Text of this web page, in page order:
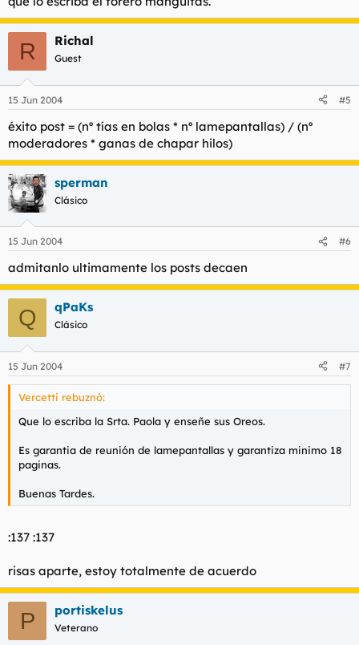
R Richal
Guest
15 Jun 2004 #5
éxito post = (nº tías en bolas * nº lamepantallas) / (nº
moderadores * ganas de chapar hilos)
sperman
Clásico
15 Jun 2004 #6
admitanlo ultimamente los posts decaen
Q qPaKs
Clásico
15 Jun 2004 #7
Vercetti rebuznó:
Que lo escriba la Srta. Paola y enseñe sus Oreos.
Es garantia de reunión de lamepantallas y garantiza minimo 18
paginas.
Buenas Tardes.
:137 :137
risas aparte, estoy totalmente de acuerdo
P portiskelus
Veterano